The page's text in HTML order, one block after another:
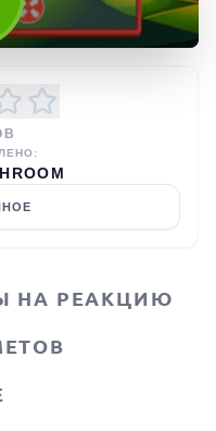
НА РЕАКЦИЮ